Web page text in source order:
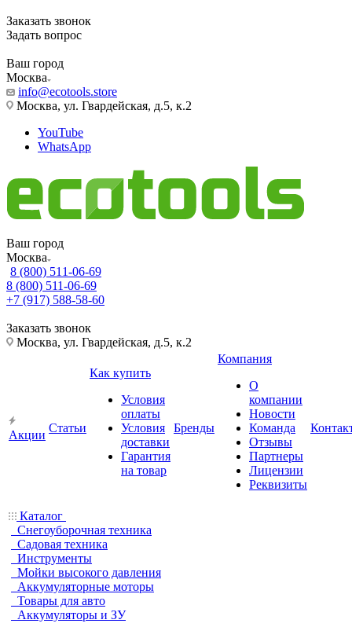
Заказать звонок
Задать вопрос
Ваш город
Москва
info@ecotools.store
Москва, ул. Гвардейская, д.5, к.2
YouTube
WhatsApp
Ваш город
Москва
8 (800) 511-06-69
8 (800) 511-06-69
+7 (917) 588-58-60
Заказать звонок
Москва, ул. Гвардейская, д.5, к.2
Акции
Статьи
Как купить
Условия
оплаты
Условия
доставки
Гарантия
на товар
Бренды
Компания
О
компании
Новости
Команда
Отзывы
Партнеры
Лицензии
Реквизиты
Каталог
Снегоуборочная техника
Садовая техника
Инструменты
Мойки высокого давления
Аккумуляторные моторы
Товары для авто
Аккумуляторы и ЗУ